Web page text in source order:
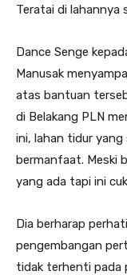
Teratai di lahannya
Dance Senge
Manusak
atas bantuan
di Belakang PLN
ini, lahan tidur yang
bermanfaat. Meski
yang ada tapi ini
Dia berharap
pengembangan
tidak terhenti pada